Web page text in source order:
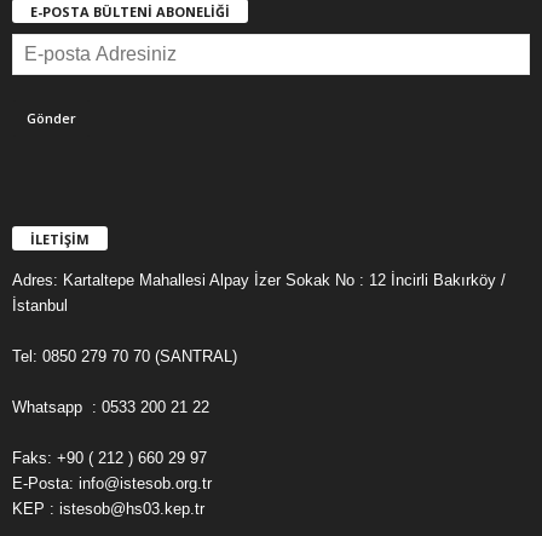
E-POSTA BÜLTENİ ABONELİĞİ
İLETİŞİM
Adres: Kartaltepe Mahallesi Alpay İzer Sokak No : 12 İncirli Bakırköy /
İstanbul
Tel: 0850 279 70 70 (SANTRAL)
Whatsapp : 0533 200 21 22
Faks: +90 ( 212 ) 660 29 97
E-Posta: info@istesob.org.tr
KEP : istesob@hs03.kep.tr